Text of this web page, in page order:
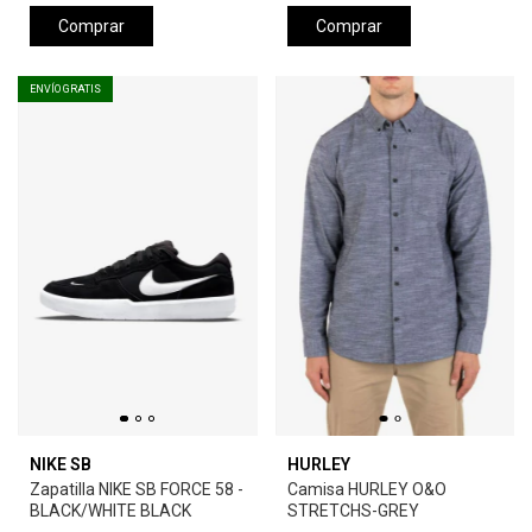
Comprar Comprar
ENVÍO GRATIS
NIKE SB
Zapatilla NIKE SB FORCE 58 -
BLACK/WHITE BLACK
HURLEY
Camisa HURLEY O&O
STRETCHS-GREY